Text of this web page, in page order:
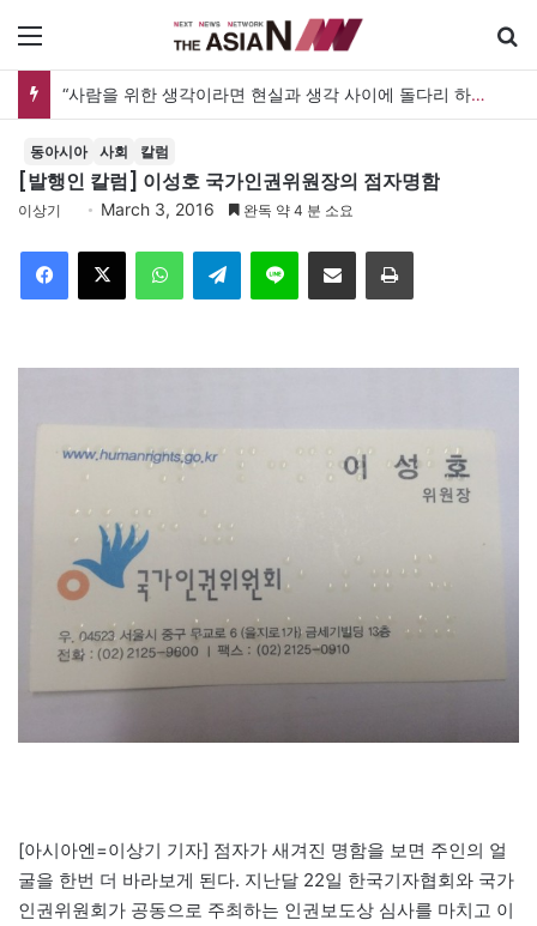
“사람을 위한 생각이라면 현실과 생각 사이에 돌다리 하나는 놓아야 하지 않을까”
동아시아 사회 칼럼
[발행인 칼럼] 이성호 국가인권위원장의 점자명함
이상기 March 3, 2016 완독 약 4 분 소요
Telegram 이메일
[아시아엔=이상기 기자] 점자가 새겨진 명함을 보면 주인의 얼
굴을 한번 더 바라보게 된다. 지난달 22일 한국기자협회와 국가
인권위원회가 공동으로 주최하는 인권보도상 심사를 마치고 이